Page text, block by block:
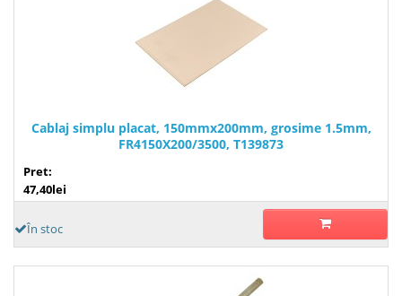
Cablaj simplu placat, 150mmx200mm, grosime 1.5mm,
FR4150X200/3500, T139873
Pret:
47,40lei
În stoc